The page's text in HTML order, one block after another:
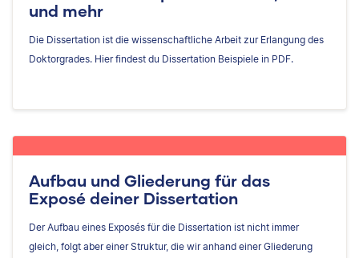
und mehr
Die Dissertation ist die wissenschaftliche Arbeit zur Erlangung des
Doktorgrades. Hier findest du Dissertation Beispiele in PDF.
Aufbau und Gliederung für das
Exposé deiner Dissertation
Der Aufbau eines Exposés für die Dissertation ist nicht immer
gleich, folgt aber einer Struktur, die wir anhand einer Gliederung